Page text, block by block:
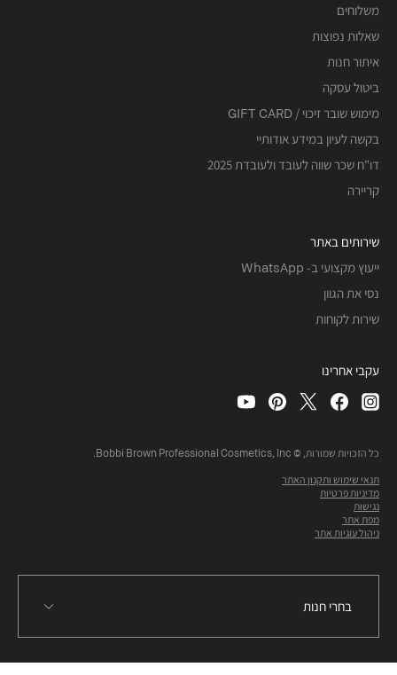
משלוחים
שאלות נפוצות
איתור חנות
ביטול עסקה
מימוש שובר זיכוי / GIFT CARD
בקשה לעיון במידע אודותיי
דו"ח שכר שווה לעובד ולעובדת 2025
קריירה
שירותים באתר
ייעוץ מקצועי ב- WhatsApp
נסי את הגוון
שירות לקוחות
עקבי אחרינו
כל הזכויות שמורות, © Bobbi Brown Professional Cosmetics, Inc.
תנאי שימוש ותקנון האתר
מדיניות פרטיות
נגישות
מפת אתר
ניהול עוגיות אתר